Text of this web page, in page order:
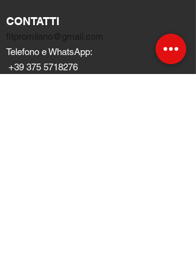
CONTATTI
fitpromilano@gmail.com
Telefono eWhatsApp:
+39 375 5718276